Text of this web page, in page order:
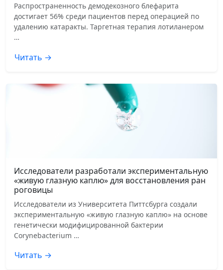
Распространенность демодекозного блефарита
достигает 56% среди пациентов перед операцией по
удалению катаракты. Таргетная терапия лотиланером
…
Читать →
Исследователи разработали экспериментальную
«живую глазную каплю» для восстановления ран
роговицы
Исследователи из Университета Питтсбурга создали
экспериментальную «живую глазную каплю» на основе
генетически модифицированной бактерии
Corynebacterium …
Читать →